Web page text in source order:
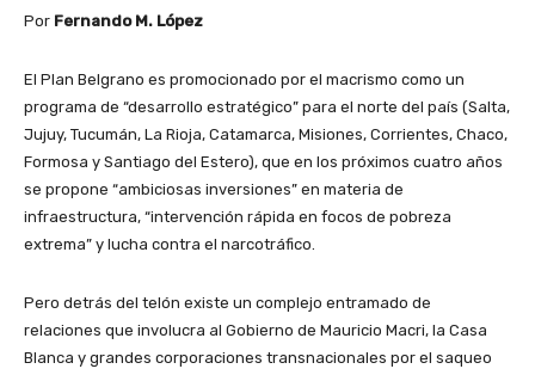
Por Fernando M. López
El Plan Belgrano es promocionado por el macrismo como un
programa de “desarrollo estratégico” para el norte del país (Salta,
Jujuy, Tucumán, La Rioja, Catamarca, Misiones, Corrientes, Chaco,
Formosa y Santiago del Estero), que en los próximos cuatro años
se propone “ambiciosas inversiones” en materia de
infraestructura, “intervención rápida en focos de pobreza
extrema” y lucha contra el narcotráfico.
Pero detrás del telón existe un complejo entramado de
relaciones que involucra al Gobierno de Mauricio Macri, la Casa
Blanca y grandes corporaciones transnacionales por el saqueo